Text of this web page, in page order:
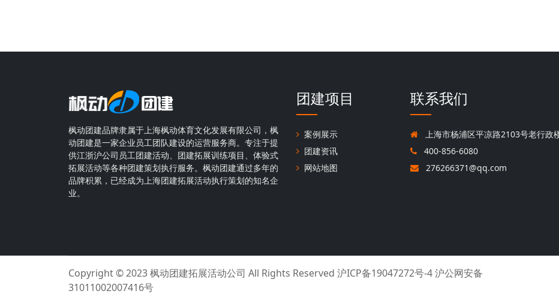
枫动团建品牌隶属于上海枫动体育文化发展有限公司，枫
动团建是一家企业员工团队建设的运营服务商。专注于提
供江浙沪公司员工团建活动、团建拓展训练项目、体验式
拓展活动等各种团建策划执行服务。枫动团建通过多年的
品牌积累，已经成为上海团建拓展活动执行策划的知名企
业。
团建项目
案例展示
团建资讯
网站地图
联系我们
上海市杨浦区平凉路2103号老行政
400-856-6080
276266371@qq.com
Copyright © 2023枫动团建拓展活动公司 All Rights Reserved 沪ICP备19047272号-4 沪公网安备
31011002007416号